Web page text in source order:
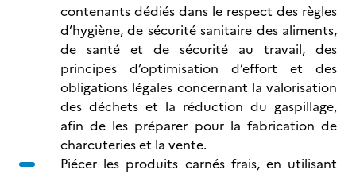
contenants dédiés dans le respect des règles
d’hygiène, de sécurité sanitaire des aliments,
de santé et de sécurité au travail, des
principes d’optimisation d’effort et des
obligations légales concernant la valorisation
des déchets et la réduction du gaspillage,
afin de les préparer pour la fabrication de
charcuteries et la vente.
Piécer les produits carnés frais, en utilisant